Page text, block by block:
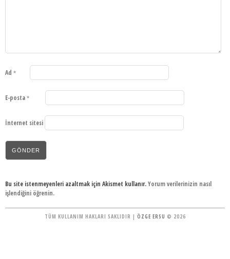
Ad *
E-posta *
İnternet sitesi
Bu site istenmeyenleri azaltmak için Akismet kullanır.Yorum verilerinizin nasıl
işlendiğini öğrenin.
TÜM KULLANIM HAKLARI SAKLIDIR | ÖZGE ERSU © 2026